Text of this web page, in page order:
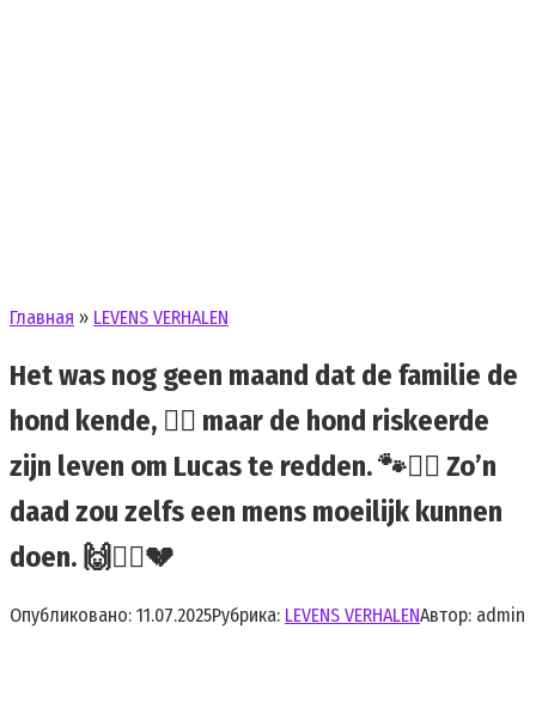
Главная » LEVENS VERHALEN
Het was nog geen maand dat de familie de
hond kende, 🐕‍🦺 maar de hond riskeerde
zijn leven om Lucas te redden. 🐾❤️‍🔥 Zo’n
daad zou zelfs een mens moeilijk kunnen
doen. 🙌🧍‍♂️💔
Опубликовано: 11.07.2025Рубрика: LEVENS VERHALENАвтор: admin